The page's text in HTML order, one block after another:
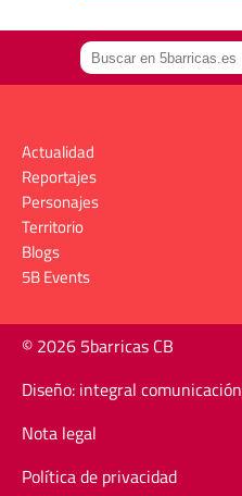
Actualidad
Reportajes
Personajes
Territorio
Blogs
5B Events
© 2026 5barricas CB
Diseño: integral comunicación
Nota legal
Política de privacidad